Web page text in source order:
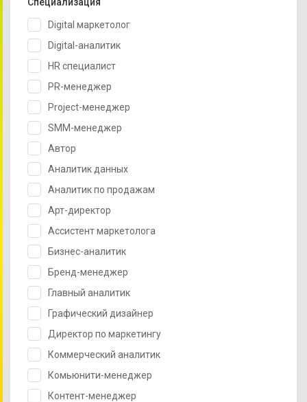
Digital маркетолог
Digital-аналитик
HR специалист
PR-менеджер
Project-менеджер
SMM-менеджер
Автор
Аналитик данных
Аналитик по продажам
Арт-директор
Ассистент маркетолога
Бизнес-аналитик
Бренд-менеджер
Главный аналитик
Графический дизайнер
Директор по маркетингу
Коммерческий аналитик
Комьюнити-менеджер
Контент-менеджер